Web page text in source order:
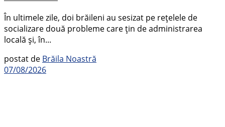
În ultimele zile, doi brăileni au sesizat pe rețelele de
socializare două probleme care țin de administrarea
locală și, în...
postat de Brăila Noastră
07/08/2026